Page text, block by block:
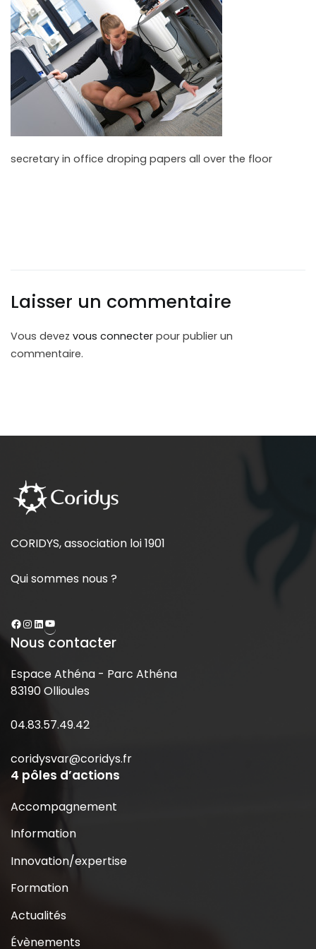
secretary in office droping papers all over the floor
Laisser un commentaire
Vous devez vous connecter pour publier un
commentaire.
CORIDYS, association loi 1901
Qui sommes nous ?
Nous contacter
Espace Athéna - Parc Athéna
83190 Ollioules
04.83.57.49.42
coridysvar@coridys.fr
4 pôles d’actions
Accompagnement
Information
Innovation/expertise
Formation
Actualités
Évènements